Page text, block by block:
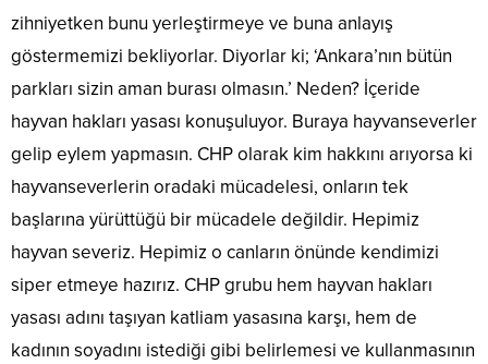
zihniyetken bunu yerleştirmeye ve buna anlayış
göstermemizi bekliyorlar. Diyorlar ki; ‘Ankara’nın bütün
parkları sizin aman burası olmasın.’ Neden? İçeride
hayvan hakları yasası konuşuluyor. Buraya hayvanseverler
gelip eylem yapmasın. CHP olarak kim hakkını arıyorsa ki
hayvanseverlerin oradaki mücadelesi, onların tek
başlarına yürüttüğü bir mücadele değildir. Hepimiz
hayvan severiz. Hepimiz o canların önünde kendimizi
siper etmeye hazırız. CHP grubu hem hayvan hakları
yasası adını taşıyan katliam yasasına karşı, hem de
kadının soyadını istediği gibi belirlemesi ve kullanmasının